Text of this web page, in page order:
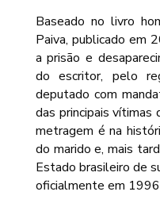
Baseado no livro
Paiva, publicado em
a prisão e
do escritor, pelo
deputado com
das principais vítimas
metragem é na
do marido e, mais
Estado brasileiro de
oficialmente em